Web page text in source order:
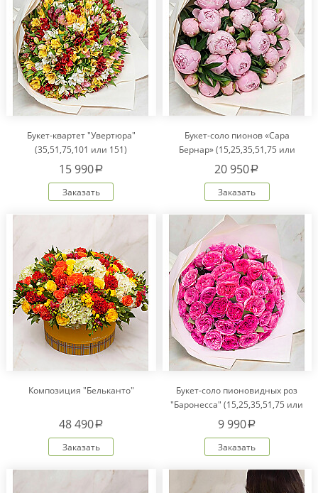
Букет-квартет "Увертюра"
(35,51,75,101 или 151)
15 990a
Заказать
Букет-соло пионов «Сара
Бернар» (15,25,35,51,75 или
101)
20 950a
Заказать
Композиция "Бельканто"
48 490a
Заказать
Букет-соло пионовидных роз
"Баронесса" (15,25,35,51,75 или
101)
9 990a
Заказать